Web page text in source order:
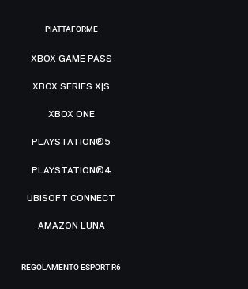
PIATTAFORME
XBOX GAME PASS
XBOX SERIES X|S
XBOX ONE
PLAYSTATION®5
PLAYSTATION®4
UBISOFT CONNECT
AMAZON LUNA
REGOLAMENTO ESPORT R6